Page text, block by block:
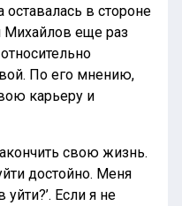
оставалась в стороне
Михайлов еще раз
По его мнению,
карьеру и
свою жизнь.
достойно. Меня
Если я не